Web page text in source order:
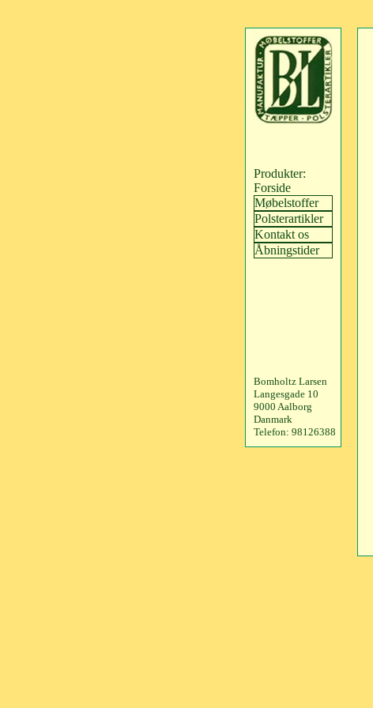
Produkter:
Forside
Møbelstoffer
Polsterartikler
Kontakt os
Åbningstider
Bomholtz Larsen
Langesgade 10
9000 Aalborg
Danmark
Telefon: 98126388